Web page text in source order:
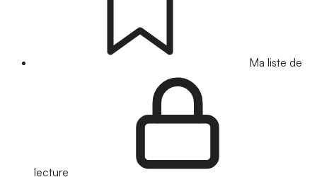
Ma liste de
lecture